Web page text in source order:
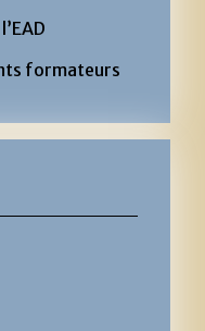
formateurs